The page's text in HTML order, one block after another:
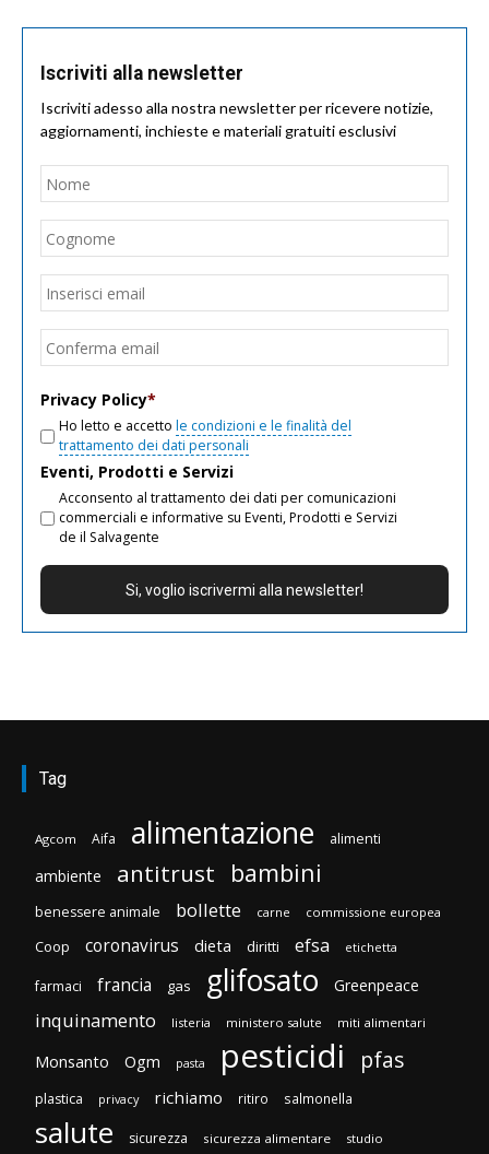
Iscriviti alla newsletter
Iscriviti adesso alla nostra newsletter per ricevere notizie,
aggiornamenti, inchieste e materiali gratuiti esclusivi
Nome
Email
Privacy Policy*
Ho letto e accetto le condizioni e le finalità del
trattamento dei dati personali
Eventi, Prodotti e Servizi
Acconsento al trattamento dei dati per comunicazioni
commerciali e informative su Eventi, Prodotti e Servizi
de il Salvagente
Tag
Agcom Aifa alimentazione alimenti
ambiente antitrust bambini
benessere animale bollette carne commissione europea
Coop coronavirus dieta diritti efsa etichetta
farmaci francia gas glifosato Greenpeace
inquinamento listeria ministero salute miti alimentari
Monsanto Ogm pasta pesticidi pfas
plastica privacy richiamo ritiro salmonella
salute sicurezza sicurezza alimentare studio